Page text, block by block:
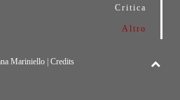
Critica
Altro
Mariniello | Credits